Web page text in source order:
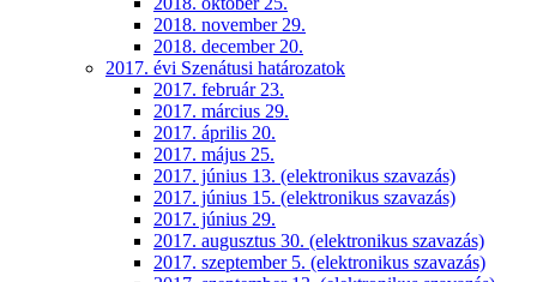
2018. november 29.
2018. december 20.
2017. évi Szenátusi határozatok
2017. február 23.
2017. március 29.
2017. április 20.
2017. május 25.
2017. június 13. (elektronikus szavazás)
2017. június 15. (elektronikus szavazás)
2017. június 29.
2017. augusztus 30. (elektronikus szavazás)
2017. szeptember 5. (elektronikus szavazás)